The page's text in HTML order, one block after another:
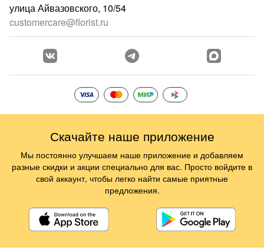
улица Айвазовского, 10/54
customercare@florist.ru
Скачайте наше приложение
Мы постоянно улучшаем наше приложение и добавляем
разные скидки и акции специально для вас. Просто войдите в
свой аккаунт, чтобы легко найти самые приятные
предложения.